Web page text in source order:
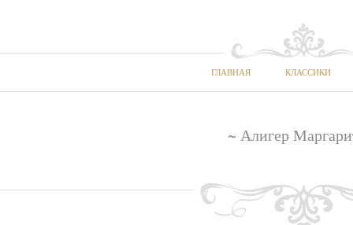
ГЛАВНАЯ КЛАССИКИ
~ Алигер